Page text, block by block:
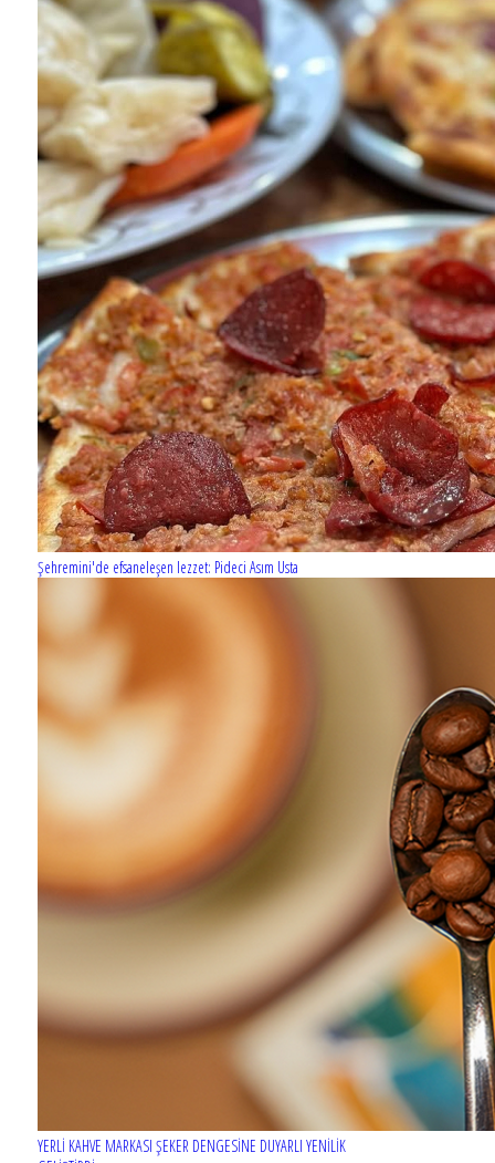
Şehremini'de efsaneleşen lezzet: Pideci Asım Usta
YERLİ KAHVE MARKASI ŞEKER DENGESİNE DUYARLI YENİLİK